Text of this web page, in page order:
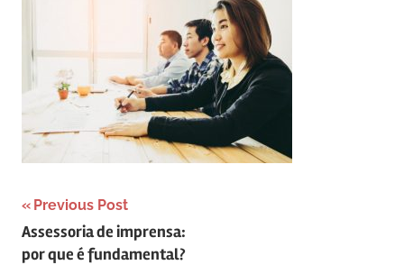
Navegação
de
Previous Post
Assessoria de imprensa:
por que é fundamental?